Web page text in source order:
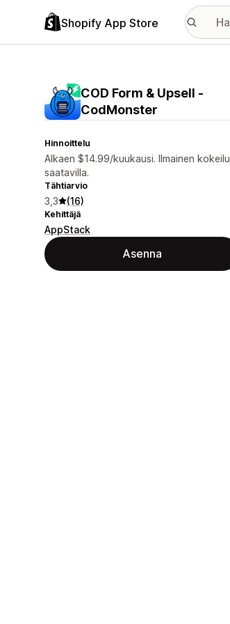
Shopify App Store
COD Form & Upsell ‑
CodMonster
Hinnoittelu
Alkaen $14.99/kuukausi. Ilmainen kokeilu
saatavilla.
Tähtiarvio
3,3 (16)
Kehittäjä
AppStack
Asenna